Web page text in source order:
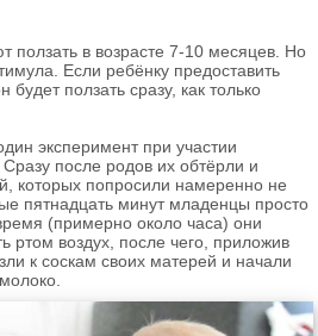
ползать в возрасте 7-10 месяцев. Но
Если ребёнку предоставить
ползать сразу, как только
эксперимент при участии
после родов их обтёрли и
которых попросили намеренно не
пятнадцать минут младенцы просто
(примерно около часа) они
ртом воздух, после чего, приложив
к соскам своих матерей и начали